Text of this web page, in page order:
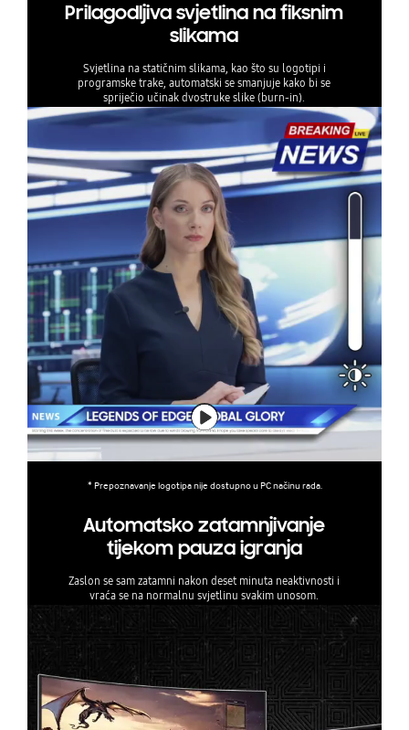
Prilagodljiva svjetlina na fiksnim
slikama
Svjetlina na statičnim slikama, kao što su logotipi i
programske trake, automatski se smanjuje kako bi se
spriječio učinak dvostruke slike (burn-in).
* Prepoznavanje logotipa nije dostupno u PC načinu rada.
Automatsko zatamnjivanje
tijekom pauza igranja
Zaslon se sam zatamni nakon deset minuta neaktivnosti i
vraća se na normalnu svjetlinu svakim unosom.